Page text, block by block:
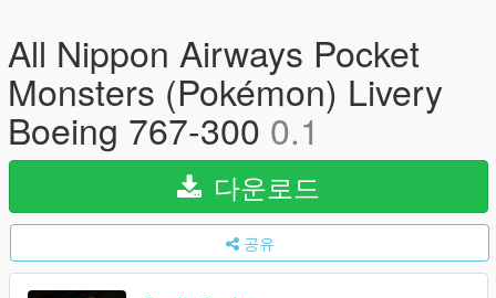
All Nippon Airways Pocket
Monsters (Pokémon) Livery
Boeing 767-300 0.1
다운로드
공유